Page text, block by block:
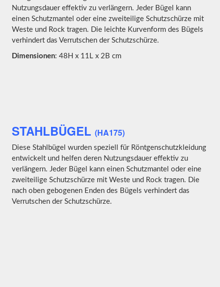
Nutzungsdauer effektiv zu verlängern. Jeder Bügel kann
einen Schutzmantel oder eine zweiteilige Schutzschürze mit
Weste und Rock tragen. Die leichte Kurvenform des Bügels
verhindert das Verrutschen der Schutzschürze.
Dimensionen: 48H x 11L x 2B cm
STAHLBÜGEL (HA175)
Diese Stahlbügel wurden speziell für Röntgenschutzkleidung
entwickelt und helfen deren Nutzungsdauer effektiv zu
verlängern. Jeder Bügel kann einen Schutzmantel oder eine
zweiteilige Schutzschürze mit Weste und Rock tragen. Die
nach oben gebogenen Enden des Bügels verhindert das
Verrutschen der Schutzschürze.